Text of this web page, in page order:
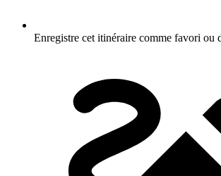
Enregistre cet itinéraire comme favori ou